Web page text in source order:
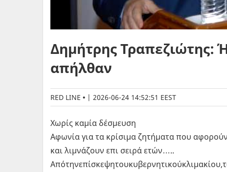
Δημήτρης
απήλθαν
RED LINE | 2026-06-24 14:52:51 EEST
Χωρίς καμία δέσμευση
Αφωνία για τα κρίσιμα ζητήματα που
και λιμνάζουν επι σειρά ετών…..